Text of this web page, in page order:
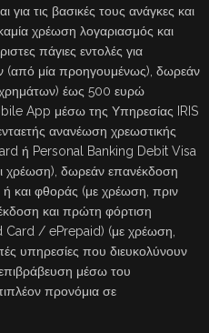
τις βασικές τους ανάγκες και
χρέωση λογαριασμός και
πάγιες εντολές για
μία προηγουμένως), δωρεάν
έως 500 ευρώ
App μέσω της Υπηρεσίας IRIS
ανανέωση χρεωστικής
ή Personal Banking Debit Visa
χρέωση), δωρεάν επανέκδοση
και φθοράς (με χρέωση, πριν
και πρώτη φόρτιση
/ ePrepaid) (με χρέωση,
υπηρεσίες που διευκολύνουν
μέσω του
προνόμια σε